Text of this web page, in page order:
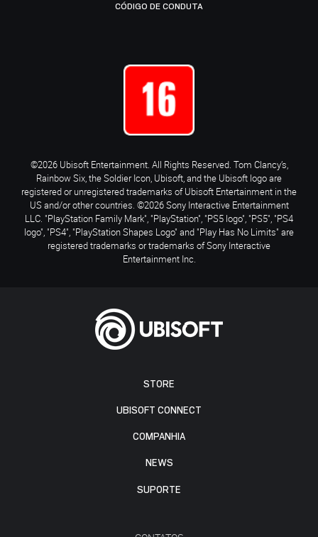
STORE
UBISOFT CONNECT
COMPANHIA
NEWS
SUPORTE
CÓDIGO DE CONDUTA
©2026 Ubisoft Entertainment. All Rights Reserved. Tom Clancy’s,
Rainbow Six, the Soldier Icon, Ubisoft, and the Ubisoft logo are
registered or unregistered trademarks of Ubisoft Entertainment in the
US and/or other countries. ©2026 Sony Interactive Entertainment
LLC. "PlayStation Family Mark", "PlayStation", "PS5 logo", "PS5", "PS4
logo", "PS4", "PlayStation Shapes Logo" and "Play Has No Limits" are
registered trademarks or trademarks of Sony Interactive
Entertainment Inc.